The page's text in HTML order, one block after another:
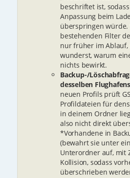
beschriftet ist,
Anpassung beim
überspringen würde.
bestehenden Filter
nur früher im
wunderst, warum
nichts bewirkt.
Backup-/
desselben
neuen Profils prüft
Profildateien für
in deinem Ordner
also nicht direkt
*Vorhandene in
(bewahrt sie unter
Unterordner auf, mit
Kollision, sodass
überschrieben